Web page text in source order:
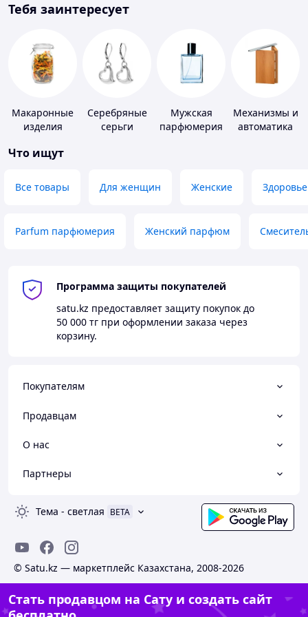
Тебя заинтересует
Макаронные
изделия
Серебряные
серьги
Мужская
парфюмерия
Механизмы и
автоматика
Что ищут
Все товары Для женщин Женские Здоровье
Parfum парфюмерия Женский парфюм
Программа защиты покупателей
satu.kz предоставляет защиту покупок до
50 000 тг при оформлении заказа через
корзину.
Покупателям
Продавцам
О нас
Партнеры
Тема - светлая BETA
© Satu.kz — маркетплейс Казахстана, 2008-2026
Стать продавцом на Сату и создать сайт